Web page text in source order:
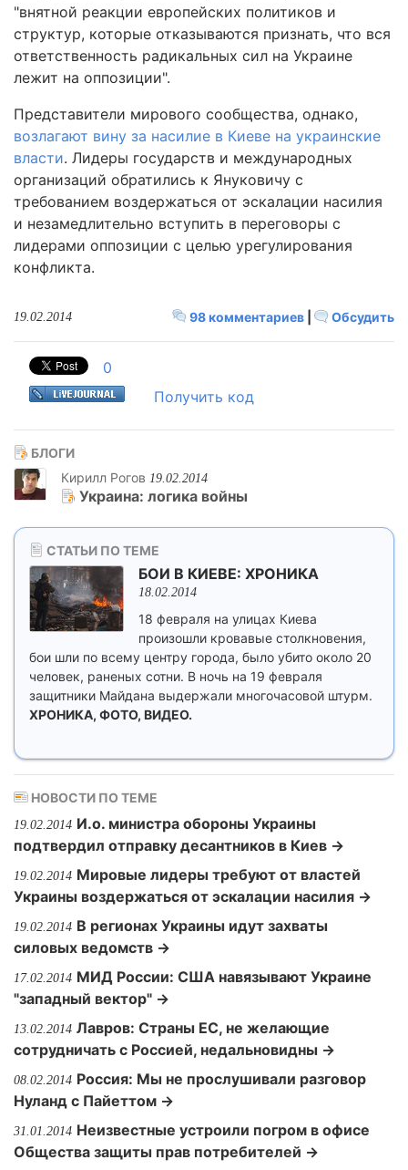
"внятной реакции европейских политиков и
структур, которые отказываются признать, что вся
ответственность радикальных сил на Украине
лежит на оппозиции".
Представители мирового сообщества, однако,
возлагают вину за насилие в Киеве на украинские
власти. Лидеры государств и международных
организаций обратились к Януковичу с
требованием воздержаться от эскалации насилия
и незамедлительно вступить в переговоры с
лидерами оппозиции с целью урегулирования
конфликта.
98 комментариев Обсудить
19.02.2014
0
Получить код
БЛОГИ
Кирилл Рогов 19.02.2014
Украина: логика войны
СТАТЬИ ПО ТЕМЕ
БОИ В КИЕВЕ: ХРОНИКА
18.02.2014
18 февраля на улицах Киева
произошли кровавые столкновения,
бои шли по всему центру города, было убито около 20
человек, раненых сотни. В ночь на 19 февраля
защитники Майдана выдержали многочасовой штурм.
ХРОНИКА, ФОТО, ВИДЕО.
НОВОСТИ ПО ТЕМЕ
19.02.2014 И.о. министра обороны Украины
подтвердил отправку десантников в Киев →
19.02.2014 Мировые лидеры требуют от властей
Украины воздержаться от эскалации насилия →
19.02.2014 В регионах Украины идут захваты
силовых ведомств →
17.02.2014 МИД России: США навязывают Украине
"западный вектор" →
13.02.2014 Лавров: Cтраны ЕC, не желающие
сотрудничать с Россией, недальновидны →
08.02.2014 Россия: Мы не прослушивали разговор
Нуланд с Пайеттом →
31.01.2014 Неизвестные устроили погром в офисе
Общества защиты прав потребителей →